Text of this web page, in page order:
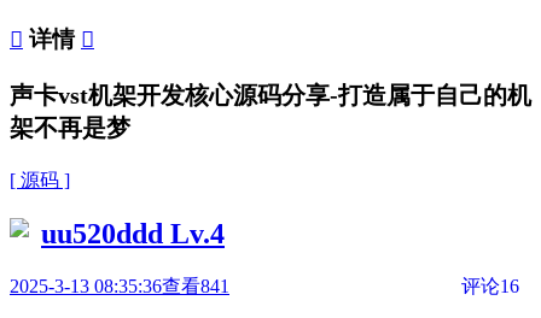
 详情 
声卡vst机架开发核心源码分享-打造属于自己的机
架不再是梦
[ 源码 ]
uu520ddd Lv.4
2025-3-13 08:35:36查看841 评论16